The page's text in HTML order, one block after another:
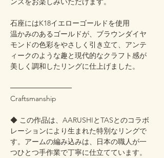
石座にはK18イエローゴールドを使用
温かみのあるゴールドが、ブラウンダイヤ
モンドの色彩をやさしく引き立て、アンテ
ィークのような趣と現代的なクラフト感が
美しく調和したリングに仕上げました。
────────────
Craftsmanship
◆ この作品は、AARUSHIとTASとのコラボ
レーションにより生まれた特別なリングで
す。アームの編み込みは、日本の職人が一
つひとつ手作業で丁寧に仕立てています。